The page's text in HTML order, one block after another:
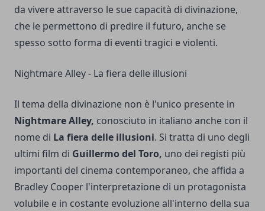
da vivere attraverso le sue capacità di divinazione,
che le permettono di predire il futuro, anche se
spesso sotto forma di eventi tragici e violenti.
Nightmare Alley - La fiera delle illusioni
Il tema della divinazione non è l'unico presente in
Nightmare Alley, conosciuto in italiano anche con il
nome di La fiera delle illusioni. Si tratta di uno degli
ultimi film di Guillermo del Toro, uno dei registi più
importanti del cinema contemporaneo, che affida a
Bradley Cooper l'interpretazione di un protagonista
volubile e in costante evoluzione all'interno della sua